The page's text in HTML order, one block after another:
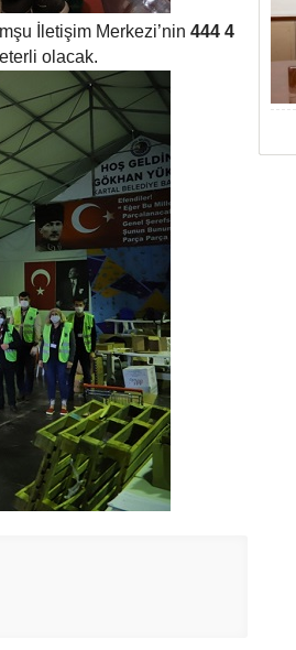
İletişim Merkezi’nin 444 4
olacak.